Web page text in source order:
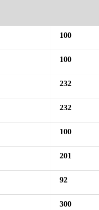
100
100
232
232
100
201
92
300